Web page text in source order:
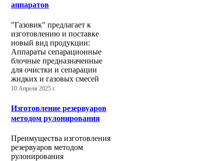
аппаратов
"Газовик" предлагает к
изготовлению и поставке
новый вид продукции:
Аппараты сепарационные
блочные предназначенные
для очистки и сепарации
жидких и газовых смесей
10 Апреля 2025 г.
Изготовление резервуаров
методом рулонирования
Преимущества изготовления
резервуаров методом
рулонирования